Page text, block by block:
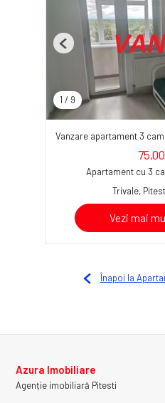
1 / 9
Previous
Vanzare apartament 3
Apartament cu 3
Trivale,
Vezi mai
Înapoi la
Azura Imobiliare
Agenție imobiliară Pitesti